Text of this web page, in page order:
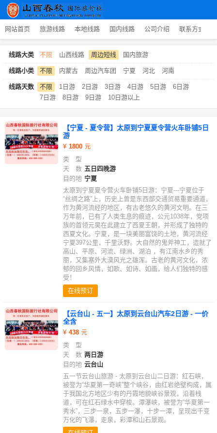
网站首页 旅游线路 本地线路 国内线路 公司介绍 联系方式
线路大类 不限 山西线路 周边短线 国内旅游
线路小类 不限 内蒙古 周边汽车团 宁夏 河北 河南
线路天数 不限 1日游 2日游 3日游 4日游 5日游
6日游
7日游
8日游 9日游 10日游以上
【宁夏 - 夏令营】太原到宁夏夏令营火车卧铺5日
游
1800
类 型
天 数 五日四晚游
目的地 宁夏
太原到宁夏夏令营火车卧铺5日游：宁夏---宁夏位于
“丝绸之路”上，历史上曾是东西部交通贸易重要通道，
作为黄河流经的地区，有古老悠久的黄河文明。在三
万年前，已有了人类生息的痕迹，公元1038年，党项
族的首领元昊在此建立了西夏王朝，并形成了独特的
西夏文化。宁夏，是一块美丽富饶的土地，黄河流经
宁夏397公里，千里沃野。大自然的鬼斧神工，造就了
高山、平原、河流、绿洲、湖泊 ，有江南水乡的秀
丽，又集塞外大漠风光之雄浑。古老的黄河文化，浓
郁的回乡风情，如歌、如诗、如画，给人们独特的感
受！
在线预订
【云台山 - 五一】太原到云台山汽车2日游 - 一价
全含
438
类 型
天 数 两日游
目的地 云台山
五一节云台山旅游 - 太原到云台山二日游：红石峡，
被誉为“华夏第一奇峡”整个峡谷，由红岩绝壁构成，属
于我国北方地区少有的丹霞地貌峡谷景观，沿着栈
道，可在红石绿水中穿梭。潭瀑峡，被誉为“华夏第一
秀水”，三步一泉，五步一瀑，十步一潭，呈现出千变
万化的飞瀑，走泉，彩潭和山石景观。